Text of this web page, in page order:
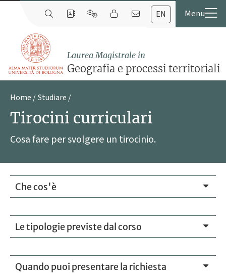
EN
Laurea Magistrale in
Geografia e processi territoriali
Home Studiare
Tirocini curriculari
Cosa fare per svolgere un tirocinio.
Che cos'è
Le tipologie previste dal corso
Quando puoi presentare la richiesta